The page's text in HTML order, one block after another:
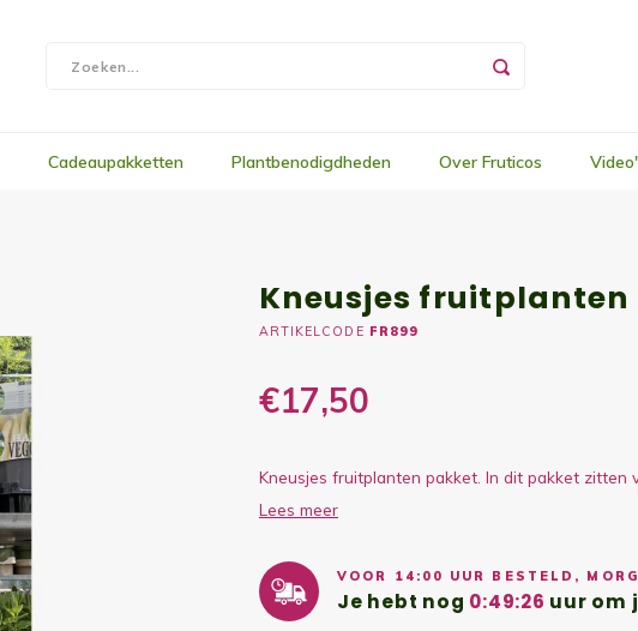
Cadeaupakketten Plantbenodigdheden Over Fruticos
Kneusjes
ARTIKELCODE FR899
€17,50
Kneusjes fruitplanten pakket. In dit pakket
Lees meer
VOOR 14:00 UUR BESTELD,
Je hebt nog 0:49:26 uur om